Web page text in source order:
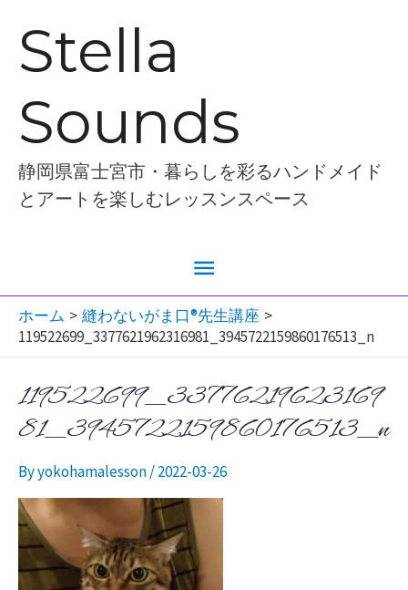
Stella
Sounds
静岡県富士宮市・暮らしを彩るハンドメイド
とアートを楽しむレッスンスペース
メ
イ
メ
ュ
ー
ホーム
縫わないがま口®︎先生講座
119522699_3377621962316981_3945722159860176513_n
119522699_33776219623169
81_3945722159860176513_n
Byyokohamalesson/2022-03-26